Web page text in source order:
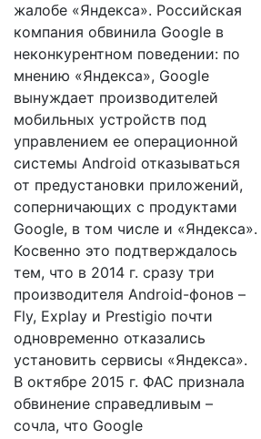
жалобе «Яндекса». Российская
компания обвинила Google в
неконкурентном поведении: по
мнению «Яндекса», Google
вынуждает производителей
мобильных устройств под
управлением ее операционной
системы Android отказываться
от предустановки приложений,
соперничающих с продуктами
Google, в том числе и «Яндекса».
Косвенно это подтверждалось
тем, что в 2014 г. сразу три
производителя Android-фонов –
Fly, Explay и Prestigio почти
одновременно отказались
установить сервисы «Яндекса».
В октябре 2015 г. ФАС признала
обвинение справедливым –
сочла, что Google